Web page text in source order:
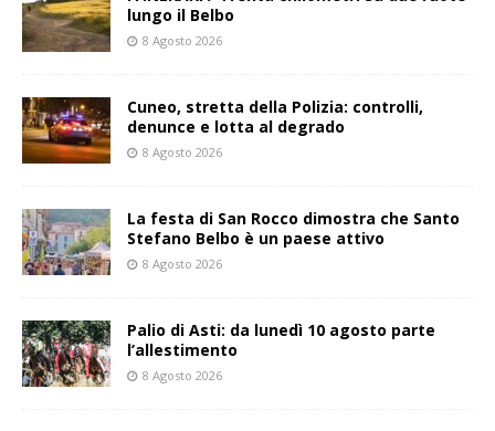
lungo il Belbo
8 Agosto 2026
Cuneo, stretta della Polizia: controlli,
denunce e lotta al degrado
8 Agosto 2026
La festa di San Rocco dimostra che Santo
Stefano Belbo è un paese attivo
8 Agosto 2026
Palio di Asti: da lunedì 10 agosto parte
l’allestimento
8 Agosto 2026